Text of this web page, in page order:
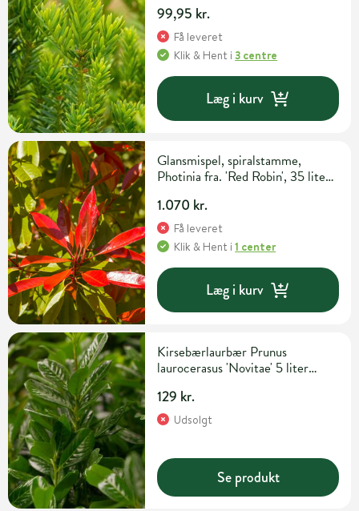
99,95 kr.
Få leveret
Klik & Hent i3 centre
Læg i kurv
Glansmispel, spiralstamme,
Photinia fra. 'Red Robin', 35 liter
1.070 kr.
Få leveret
Klik & Hent i1 center
Læg i kurv
Kirsebærlaurbær Prunus
laurocerasus 'Novitae' 5 liter
129 kr.
Udsolgt
Se produkt